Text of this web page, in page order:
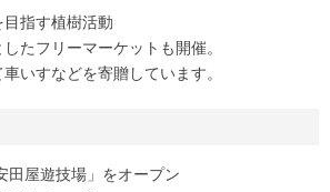
目指す植樹活動
たフリーマーケットも開催。
いすなどを寄贈しています。
屋遊技場」をオープン